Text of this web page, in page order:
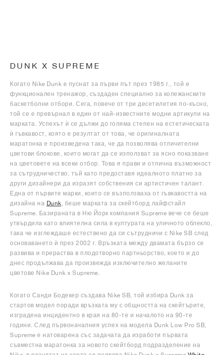
DUNK X SUPREME
Когато Nike Dunk е пуснат за първи път през 1985 г., той е
функционален тренажор, създаден специално за колежанските
баскетболни отбори. Сега, повече от три десетилетия по-късно,
той се е превърнал в един от най-известните модни артикули на
марката. Успехът ѝ се дължи до голяма степен на естетическата
ѝ гъвкавост, която е резултат от това, че оригиналната
маратонка е произведена така, че да позволява отличителни
цветови блокове, които могат да се използват за ясно показване
на цветовете на всеки отбор. Това я прави и отлична възможност
за сътрудничество, тъй като предоставя идеалното платно за
други дизайнери да изразят собствения си артистичен талант.
Една от първите марки, които се възползваха от гъвкавостта на
дизайна на Dunk, беше марката за скейтборд лайфстайл
Supreme. Базираната в Ню Йорк компания Supreme вече се беше
утвърдила като влиятелна сила в културата на уличното облекло,
така че изглеждаше естествено да си сътрудничи с Nike SB след
основаването ѝ през 2002 г. Връзката между двамата бързо се
развива и прераства в плодотворно партньорство, което и до
днес продължава да произвежда изключително желаните
цветове Nike Dunk x Supreme.
Когато Санди Бодекер създава Nike SB, той избира Dunk за
стартов модел поради връзката му с общността на скейтърите,
изградена инцидентно в края на 80-те и началото на 90-те
години. След първоначалния успех на модела Dunk Low Pro SB,
Supreme е натоварена със задачата да изработи първата
съвместна маратонка за новото скейтборд подразделение на